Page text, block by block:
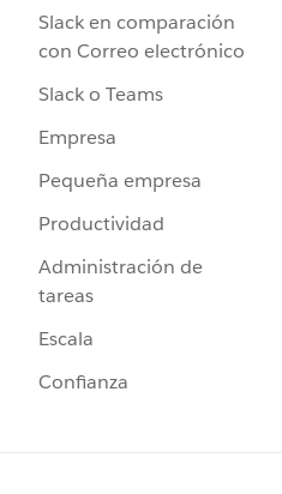
Slack en comparación
con Correo electrónico
Slack o Teams
Empresa
Pequeña empresa
Productividad
Administración de
tareas
Escala
Confianza